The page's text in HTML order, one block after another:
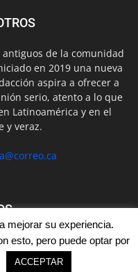
de la comunidad
en 2019 una nueva
aspira a ofrecer a
serio, atento a lo que
Latinoamérica y en el
y veraz.
mejorar su experiencia.
esto, pero puede optar por
ACCEPTAR